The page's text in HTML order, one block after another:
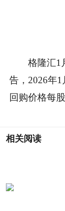
格隆汇1
告，2026年1
回购价格每
相关阅读